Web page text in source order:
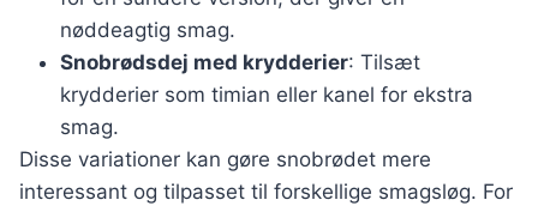
nøddeagtig smag.
Snobrødsdej med krydderier: Tilsæt
krydderier som timian eller kanel for ekstra
smag.
Disse variationer kan gøre snobrødet mere
interessant og tilpasset til forskellige smagsløg. For